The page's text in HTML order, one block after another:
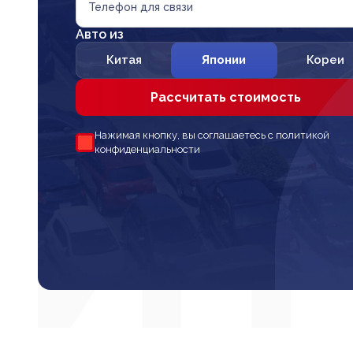
Телефон для связи
Авто из
Китая Японии Кореи
Рассчитать стоимость
Нажимая кнопку, вы соглашаетесь с политикой
конфиденциальности